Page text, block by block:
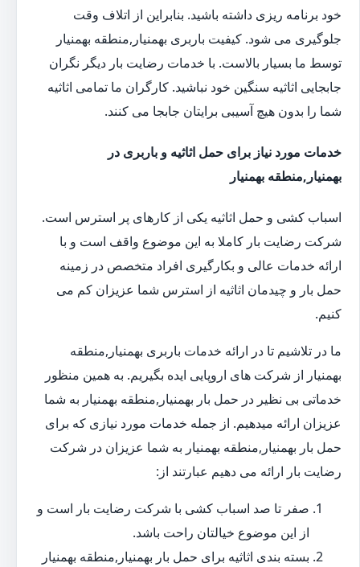
خود برنامه ریزی داشته باشید. بنابراین از اتلاف وقت
جلوگیری می شود. کیفیت باربری بهمنیار,منطقه بهمنیار
توسط ما بسیار بالاست. با خدمات رضایت بار دیگر نگران
جابجایی اثاثیه سنگین خود نباشید. کارگران ما تمامی اثاثیه
شما را بدون هیچ آسیبی برایتان جابجا می کنند.
خدمات مورد نیاز برای حمل اثاثیه و باربری در
بهمنیار,منطقه بهمنیار
اسباب کشی و حمل اثاثیه یکی از کارهای پر استرس است.
شرکت رضایت بار کاملا به این موضوع واقف است و با
ارائه خدمات عالی و بکارگیری افراد متخصص در زمینه
حمل بار و چیدمان اثاثیه از استرس شما عزیزان کم می
کنیم.
ما در تلاشیم تا در ارائه خدمات باربری بهمنیار,منطقه
بهمنیار از شرکت های اروپایی ایده بگیریم. به همین منظور
خدماتی بی نظیر در حمل بار بهمنیار,منطقه بهمنیار به شما
عزیزان ارائه میدهیم. از جمله خدمات مورد نیازی که برای
حمل بار بهمنیار,منطقه بهمنیار به شما عزیزان در شرکت
رضایت بار ارائه می دهیم عبارتند از:
صفر تا صد اسباب کشی با شرکت رضایت بار است و
از این موضوع خیالتان راحت باشد.
بسته بندی اثاثیه برای حمل بار بهمنیار,منطقه بهمنیار